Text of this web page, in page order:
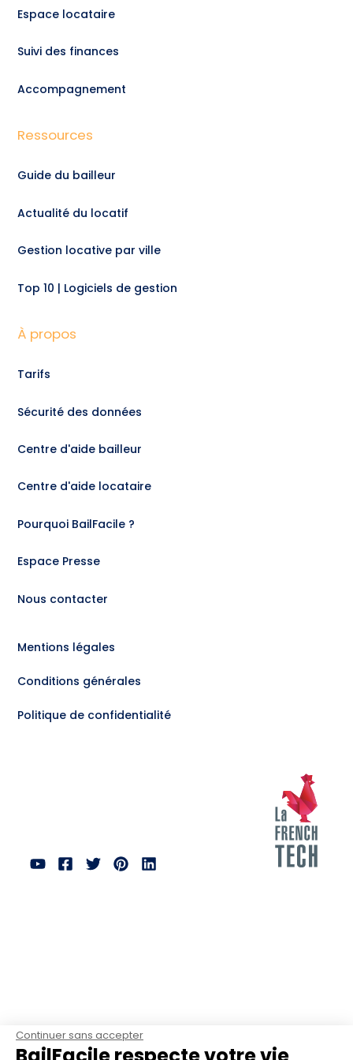
Espace locataire
Suivi des finances
Accompagnement
Ressources
Guide du bailleur
Actualité du locatif
Gestion locative par ville
Top 10 | Logiciels de gestion
À propos
Tarifs
Sécurité des données
Centre d'aide bailleur
Centre d'aide locataire
Pourquoi BailFacile ?
Espace Presse
Nous contacter
Mentions légales
Conditions générales
Politique de confidentialité
Continuer sans accepter